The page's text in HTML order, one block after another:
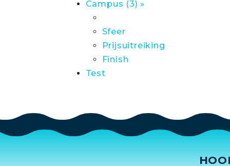
Campus (3) »
Sfeer
Prijsuitreiking
Finish
Test